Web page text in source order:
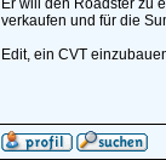
Er will den Roadster zu
verkaufen und für die
Edit, ein CVT